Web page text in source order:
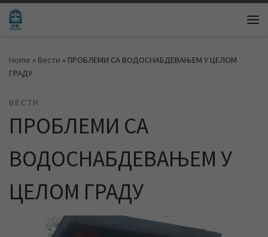
Skip to content
Home » Вести » ПРОБЛЕМИ СА ВОДОСНАБДЕВАЊЕМ У ЦЕЛОМ
ГРАДУ
ВЕСТИ
ПРОБЛЕМИ СА
ВОДОСНАБДЕВАЊЕМ У
ЦЕЛОМ ГРАДУ